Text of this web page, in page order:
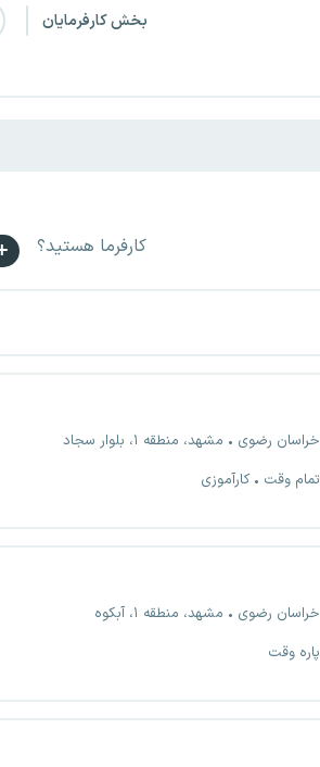
بخش کارفرمایان
کارفرما هستید؟
خراسان رضوی
مشهد، منطقه ۱، بلوار سجاد
تمام وقت
کارآموزی
خراسان رضوی
مشهد، منطقه ۱، آبکوه
پاره وقت